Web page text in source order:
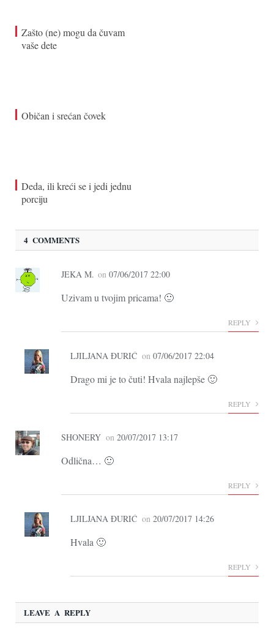
Zašto (ne) mogu da čuvam
vaše dete
Običan i srećan čovek
Deda, ili kreći se i jedi jednu
porciju
4 COMMENTS
JEKA M. on 07/06/2017 22:00
Uzivam u tvojim pricama! 🙂
REPLY
LJILJANA ĐURIĆ on 07/06/2017 22:04
Drago mi je to čuti! Hvala najlepše 🙂
REPLY
SHONERY on 20/07/2017 13:17
Odlična… 🙂
REPLY
LJILJANA ĐURIĆ on 20/07/2017 14:26
Hvala 🙂
REPLY
LEAVE A REPLY